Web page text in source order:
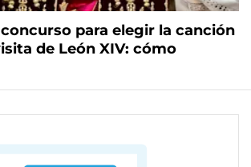
para elegir la canción
de León XIV: cómo